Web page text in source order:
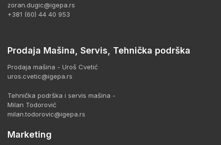
zoran.dugic@igepa.rs
+381 (60) 44 40 953
Prodaja Mašina, Servis, Tehnička podrška
Prodaja mašina - Uroš Cvetić
uros.cvetic@igepa.rs
Tehnička podrška i servis mašina -
Milan Todorović
milan.todorovic@igepa.rs
Marketing